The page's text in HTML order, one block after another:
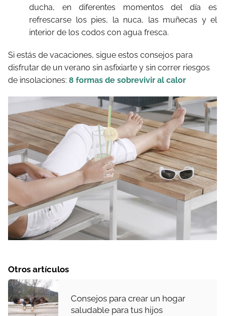
ducha, en diferentes momentos del día es
refrescarse los pies, la nuca, las muñecas y el
interior de los codos con agua fresca.
Si estás de vacaciones, sigue estos consejos para
disfrutar de un verano sin asfixiarte y sin correr riesgos
de insolaciones: 8 formas de sobrevivir al calor
Otros artículos
Consejos para crear un hogar
saludable para tus hijos